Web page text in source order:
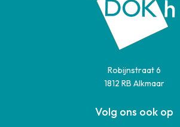
Robijnstraat 6
1812 RB Alkmaar
Volg ons ook op